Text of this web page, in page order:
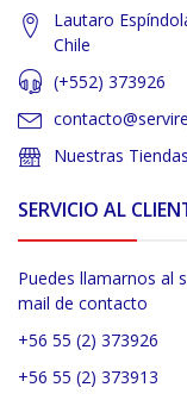
Lautaro
Chile
(+552) 373926
Nuestras Tiendas
SERVICIO AL
Puedes llamarnos al
mail de contacto
+56 55 (2) 373926
+56 55 (2) 373913